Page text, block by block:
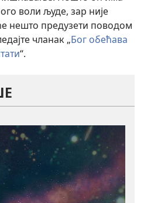
воли људе, зар није
нешто предузети поводом
чланак „Бог обећава
“.